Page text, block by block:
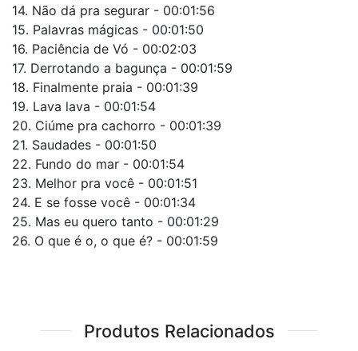
14. Não dá pra segurar - 00:01:56
15. Palavras mágicas - 00:01:50
16. Paciência de Vó - 00:02:03
17. Derrotando a bagunça - 00:01:59
18. Finalmente praia - 00:01:39
19. Lava lava - 00:01:54
20. Ciúme pra cachorro - 00:01:39
21. Saudades - 00:01:50
22. Fundo do mar - 00:01:54
23. Melhor pra você - 00:01:51
24. E se fosse você - 00:01:34
25. Mas eu quero tanto - 00:01:29
26. O que é o, o que é? - 00:01:59
Produtos Relacionados